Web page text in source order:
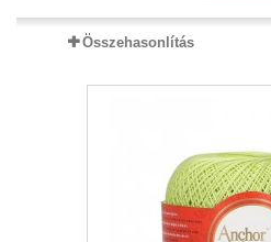
Összehasonlítás